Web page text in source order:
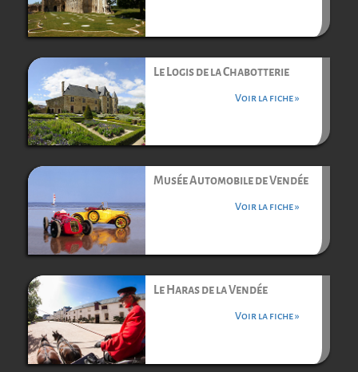
Le Logis de la Chabotterie
Voir la fiche »
Musée Automobile de Vendée
Voir la fiche »
Le Haras de la Vendée
Voir la fiche »